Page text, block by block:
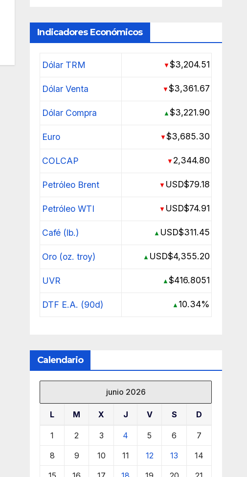
Indicadores Económicos
Dólar TRM ▼$3,204.51
Dólar Venta ▼$3,361.67
Dólar Compra ▲$3,221.90
Euro ▼$3,685.30
COLCAP ▼ 2,344.80
Petróleo Brent ▼ USD$79.18
Petróleo WTI ▼ USD$74.91
Café (lb.) ▲ USD$311.45
Oro (oz. troy) ▲ USD$4,355.20
UVR ▲$416.8051
DTF E.A. (90d) ▲ 10.34%
Calendario
junio 2026
L M X J V S D
1 2 3 4 5 6 7
8 9 10 11 12 13 14